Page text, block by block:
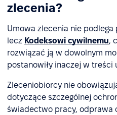
zlecenia?
Umowa zlecenia nie podlega
lecz Kodeksowi cywilnemu,
rozwiązać ją w dowolnym
postanowiły inaczej w treści
Zleceniobiorcy nie
dotyczące szczególnej
świadectwo pracy, odprawa